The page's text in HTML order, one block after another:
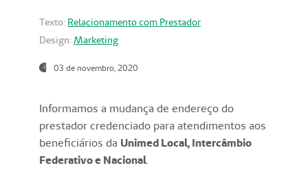
Texto: Relacionamento com Prestador
Design: Marketing
03 de novembro, 2020
Informamos a mudança de endereço do
prestador credenciado para atendimentos aos
beneficiários da Unimed Local, Intercâmbio
Federativo e Nacional.